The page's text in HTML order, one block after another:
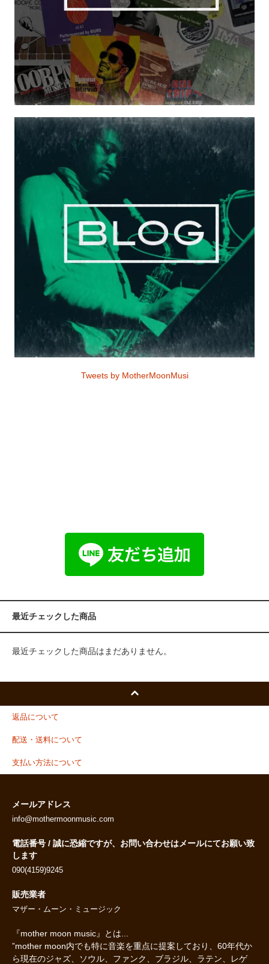
Tweets by MotherMoonMusi
最近チェックした商品
最近チェックした商品はまだありません。
返品について
配送・送料について
支払い方法について
メールアドレス
info@mothermoonmusic.com
電話番号 / 誠に恐縮ですが、お問い合わせはメールにてお願い致
します
090(4159)9245
販売業者
マザー・ムーン・ミュージック
『mother moon music』とは...
”mother moon内でも特に音楽を重点に提案しており、60年代か
ら現在のジャズ、ソウル、ファンク、ブラジル、ラテン、レゲ